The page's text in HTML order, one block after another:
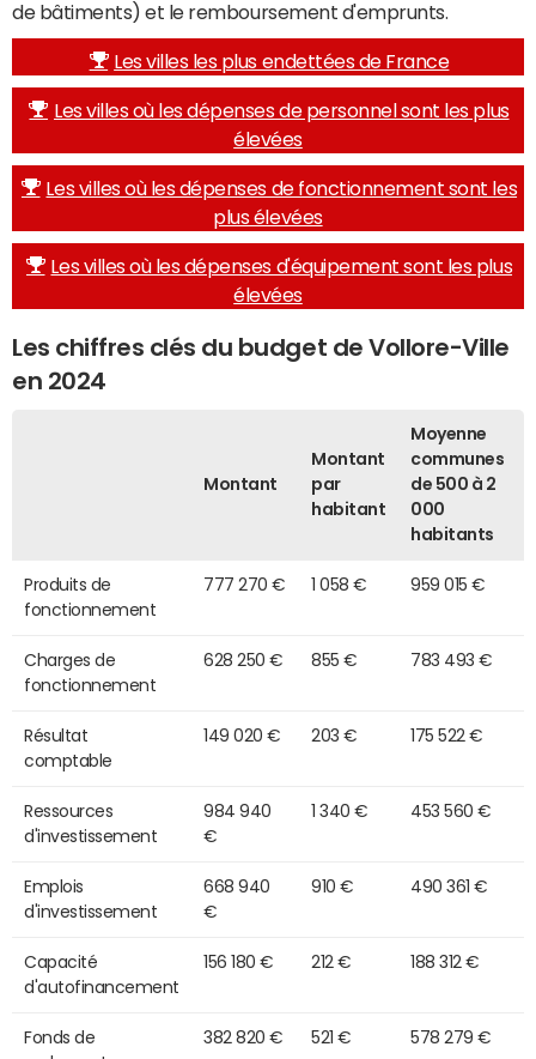
de bâtiments) et le remboursement d'emprunts.
Les villes les plus endettées de France
Les villes où les dépenses de personnel sont les plus
élevées
Les villes où les dépenses de fonctionnement sont les
plus élevées
Les villes où les dépenses d'équipement sont les plus
élevées
Les chiffres clés du budget de Vollore-Ville
en 2024
Montant
Montant
par
habitant
Moyenne
communes
de 500 à 2
000
habitants
Produits de
fonctionnement
777 270 € 1 058 € 959 015 €
Charges de
fonctionnement
628 250 € 855 € 783 493 €
Résultat
comptable
149 020 € 203 € 175 522 €
Ressources
d'investissement
984 940
€
1 340 € 453 560 €
Emplois
d'investissement
668 940
€
910 € 490 361 €
Capacité
d'autofinancement
156 180 € 212 € 188 312 €
Fonds de
382 820 € 521 € 578 279 €